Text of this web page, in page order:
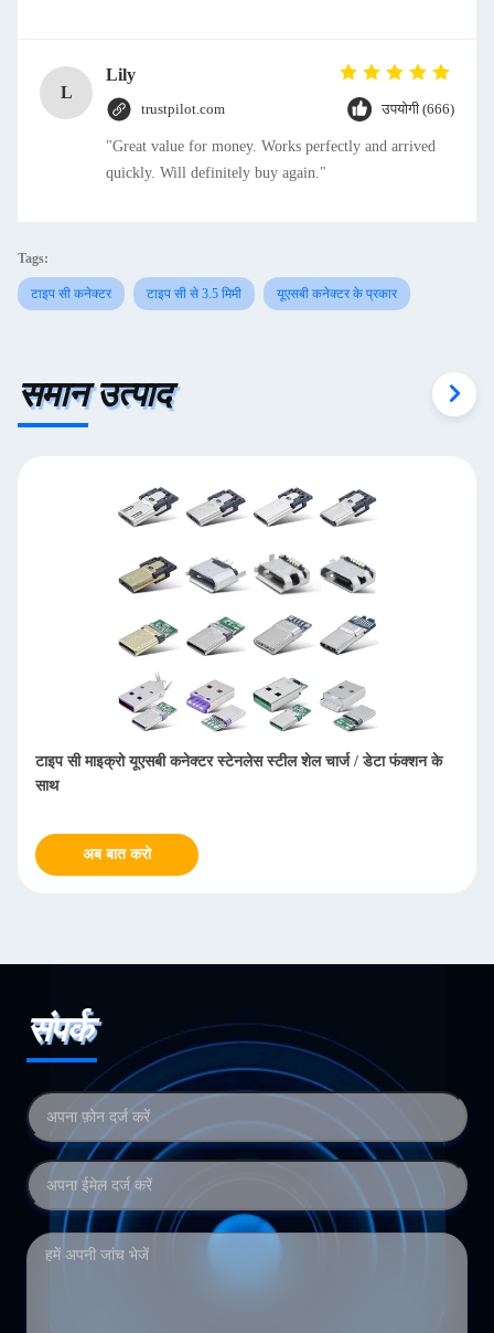
L
Lily
trustpilot.com उपयोगी (666)
"Great value for money. Works perfectly and arrived
quickly. Will definitely buy again."
Tags:
टाइप सी कनेक्टर टाइप सी से 3.5 मिमी यूएसबी कनेक्टर के प्रकार
समान उत्पाद
टाइप सी माइक्रो यूएसबी कनेक्टर स्टेनलेस स्टील शेल चार्ज / डेटा फंक्शन के
साथ
अब बात करो
संपर्क